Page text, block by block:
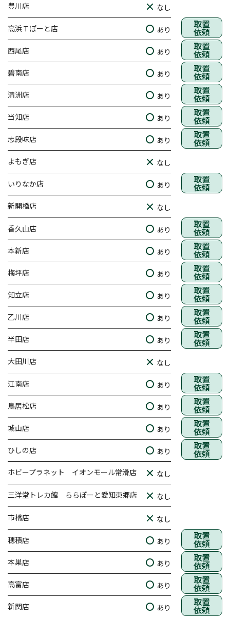
豊川店 なし
高浜Ｔぽーと店 あり 取置
依頼
西尾店 あり 取置
依頼
碧南店 あり 取置
依頼
清洲店 あり 取置
依頼
当知店 あり 取置
依頼
志段味店 あり 取置
依頼
よもぎ店 なし
いりなか店 あり 取置
依頼
新開橋店 なし
香久山店 あり 取置
依頼
本新店 あり 取置
依頼
梅坪店 あり 取置
依頼
知立店 あり 取置
依頼
乙川店 あり 取置
依頼
半田店 あり 取置
依頼
大田川店 なし
江南店 あり 取置
依頼
鳥居松店 あり 取置
依頼
城山店 あり 取置
依頼
ひしの店 あり 取置
依頼
ホビープラネット イオンモール常滑店 なし
三洋堂トレカ館 ららぽーと愛知東郷店 なし
市橋店 なし
穂積店 あり 取置
依頼
本巣店 あり 取置
依頼
高富店 あり 取置
依頼
新関店 あり 取置
依頼